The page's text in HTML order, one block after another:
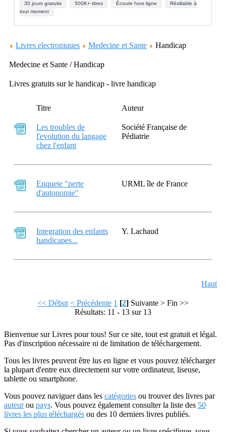
30 jours gratuits 500K+ titres Écoute hors ligne
Résiliable à
tout moment
Livres electroniques Medecine et Sante Handicap
Medecine et Sante / Handicap
Livres gratuits sur le handicap - livre handicap
Titre Auteur
Les troubles de
l'evolution du langage
chez l'enfant
Société Française de
Pédiatrie
Enquete "perte
d'autonomie"
URML île de France
Integration des enfants
handicapes...
Y. Lachaud
Haut
<< Début < Précédente 1 [2] Suivante > Fin >>
Résultats: 11 - 13 sur 13
Bienvenue sur Livres pour tous! Sur ce site, tout est gratuit et légal.
Pas d'inscription nécessaire ni de limitation de téléchargement.
Tous les livres peuvent être lus en ligne et vous pouvez télécharger
la plupart d'entre eux directement sur votre ordinateur, liseuse,
tablette ou smartphone.
Vous pouvez naviguer dans les catégories ou trouver des livres par
auteurou pays. Vous pouvez également consulter la liste des 50
livres les plus téléchargés ou des 10 derniers livres publiés.